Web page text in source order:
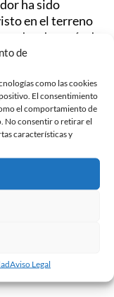
de
como las cookies
El consentimiento
el comportamiento de
No consentir o retirar el
características y
Aviso Legal
ha sido
en el terreno
después de
sabrán
sábado, ante el
apoyo de su
tres puntos
Manu, Pita,
Diaz (Iriome,
Carlos Hdez,
A.Hidalgo
Gato y Ernest